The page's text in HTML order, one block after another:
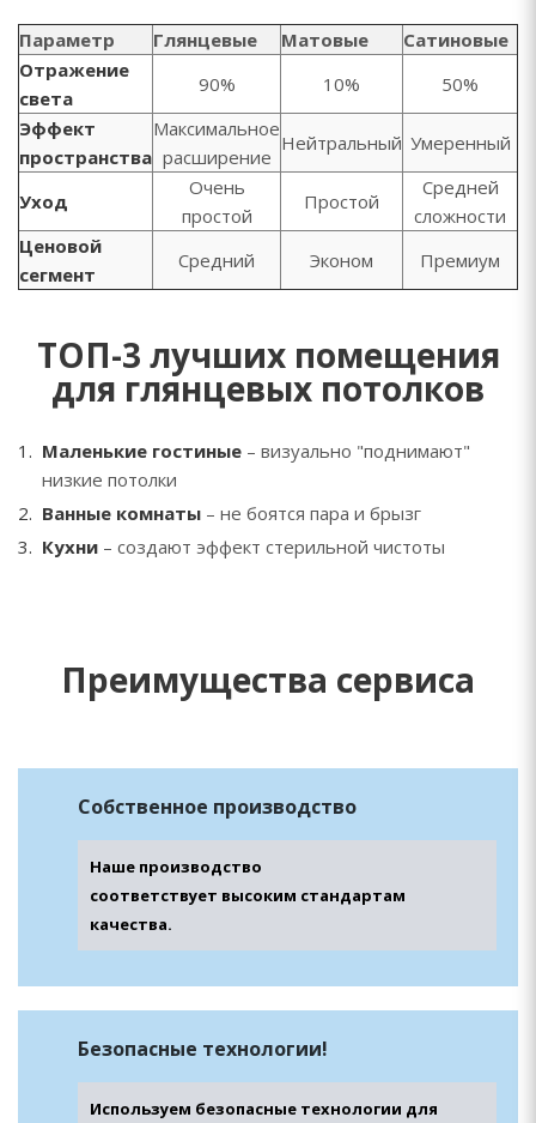
Параметр Глянцевые Матовые
Сатиновые
Отражение
света
90% 10%
50%
Эффект
пространства
Максимальное
расширение
Нейтральный Умеренный
Уход
Очень
простой
Простой
Средней
сложности
Ценовой
сегмент
Средний Эконом Премиум
ТОП-3 лучших помещения
для глянцевых потолков
Маленькие гостиные – визуально "поднимают"
низкие потолки
Ванные комнаты – не боятся пара и брызг
Кухни – создают эффект стерильной чистоты
Преимущества сервиса
Собственное производство
Наше производство
соответствует высоким стандартам
качества.
Безопасные технологии!
Используем безопасные технологии для